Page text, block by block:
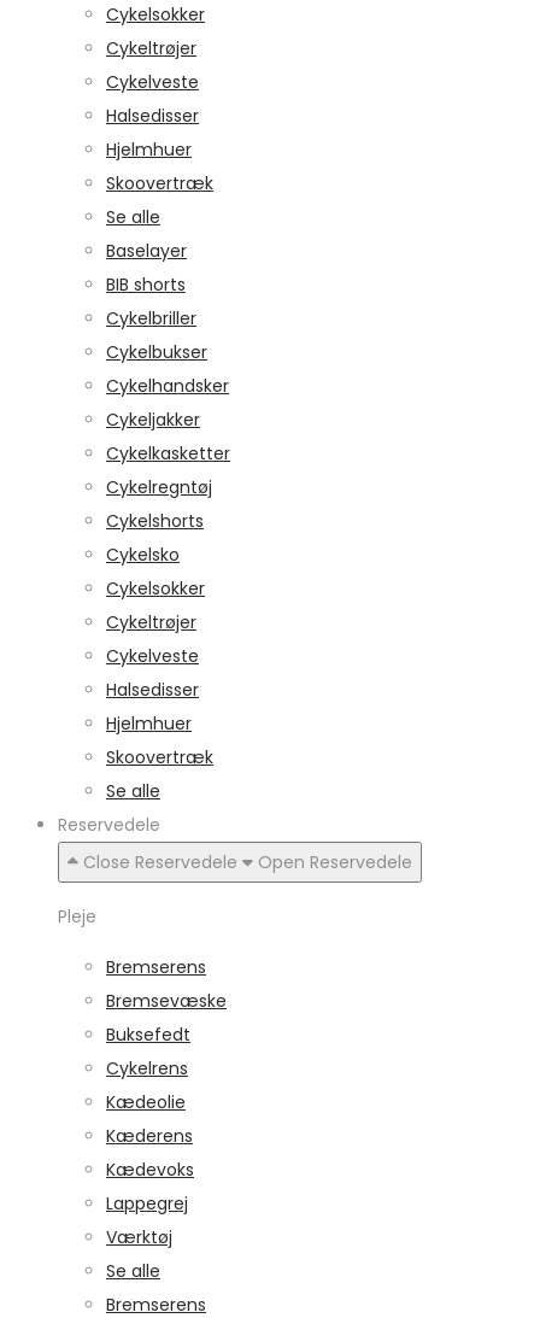
Cykelsokker
Cykeltrøjer
Cykelveste
Halsedisser
Hjelmhuer
Skoovertræk
Se alle
Baselayer
BIB shorts
Cykelbriller
Cykelbukser
Cykelhandsker
Cykeljakker
Cykelkasketter
Cykelregntøj
Cykelshorts
Cykelsko
Cykelsokker
Cykeltrøjer
Cykelveste
Halsedisser
Hjelmhuer
Skoovertræk
Se alle
Reservedele
Close Reservedele
Open Reservedele
Pleje
Bremserens
Bremsevæske
Buksefedt
Cykelrens
Kædeolie
Kæderens
Kædevoks
Lappegrej
Værktøj
Se alle
Bremserens